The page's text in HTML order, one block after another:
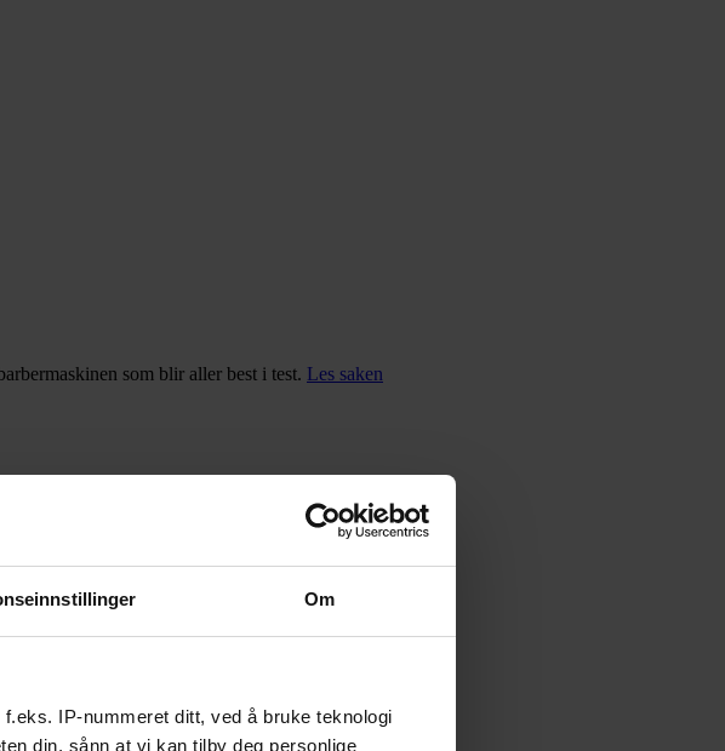
Om
IP-nummeret ditt, ved å bruke teknologi
din, sånn at vi kan tilby deg personlige
som blir aller best i test. Les saken